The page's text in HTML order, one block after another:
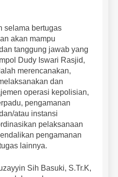
selama bertugas
akan mampu
tanggung jawab yang
Dudy Iswari Rasjid,
merencanakan,
dan
operasi kepolisian,
pengamanan
atau instansi
pelaksanaan
pengamanan
lainnya.
Sih Basuki, S.Tr.K,